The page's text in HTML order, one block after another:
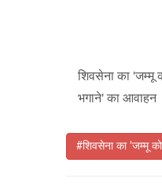
शिवसेना का 'जम्मू
भगाने' का आवाहन
#शिवसेना का 'जम्मू